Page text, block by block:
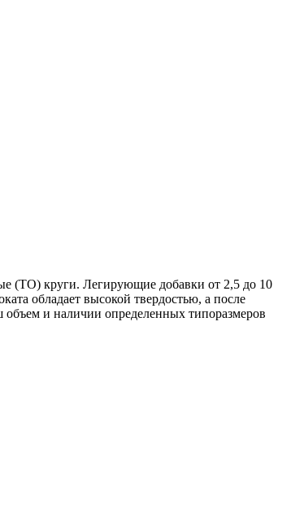
(ТО) круги. Легирующие добавки от 2,5 до 10
обладает высокой твердостью, а после
и наличии определенных типоразмеров